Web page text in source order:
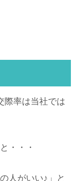
際率は当社では
・・・
人がいい♪」と